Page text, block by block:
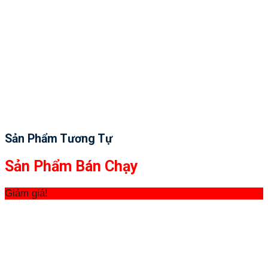
Sản Phẩm Tương Tự
Sản Phẩm Bán Chạy
Giảm giá!